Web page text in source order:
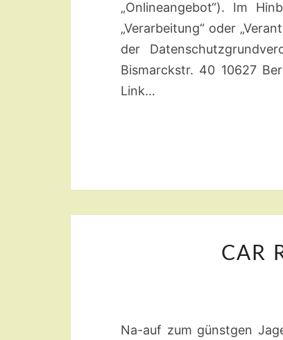
„Onlineangebot“). Im
„Verarbeitung“ oder
der
Bismarckstr. 40 10627
Link…
CAR
Na-auf zum günstgen